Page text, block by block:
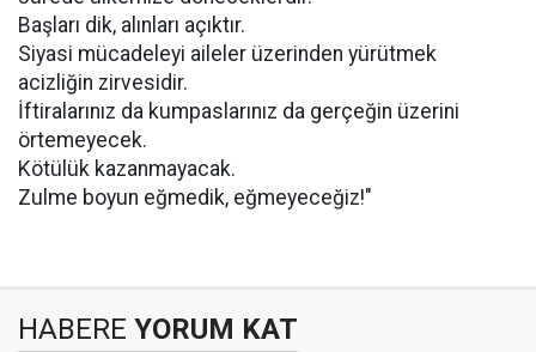
Başları dik, alınları açıktır.
Siyasi mücadeleyi aileler üzerinden yürütmek
acizliğin zirvesidir.
İftiralarınız da kumpaslarınız da gerçeğin üzerini
örtemeyecek.
Kötülük kazanmayacak.
Zulme boyun eğmedik, eğmeyeceğiz!"
HABERE YORUM KAT